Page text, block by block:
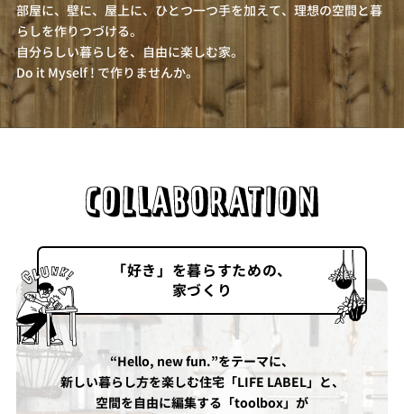
部屋に、壁に、屋上に、ひとつ一つ手を加えて、理想の空間と暮
らしを作りつづける。
自分らしい暮らしを、自由に楽しむ家。
Do it Myself ! で作りませんか。
「好き」を暮らすための、
家づくり
“Hello, new fun.”をテーマに、
新しい暮らし方を楽しむ住宅「LIFE LABEL」と、
空間を自由に編集する「toolbox」が